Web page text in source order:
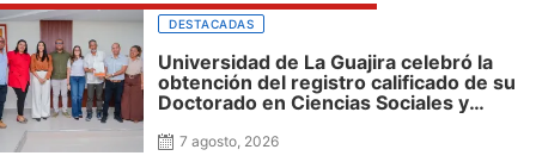
DESTACADAS
Universidad de La Guajira celebró la
obtención del registro calificado de su
Doctorado en Ciencias Sociales y
con impacto regional
7 agosto, 2026